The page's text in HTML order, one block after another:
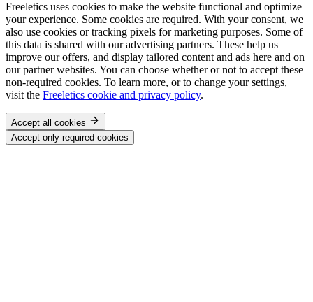
Freeletics uses cookies to make the website functional and optimize
your experience. Some cookies are required. With your consent, we
also use cookies or tracking pixels for marketing purposes. Some of
this data is shared with our advertising partners. These help us
improve our offers, and display tailored content and ads here and on
our partner websites. You can choose whether or not to accept these
non-required cookies. To learn more, or to change your settings,
visit the Freeletics cookie and privacy policy.
Accept all cookies
Accept only required cookies